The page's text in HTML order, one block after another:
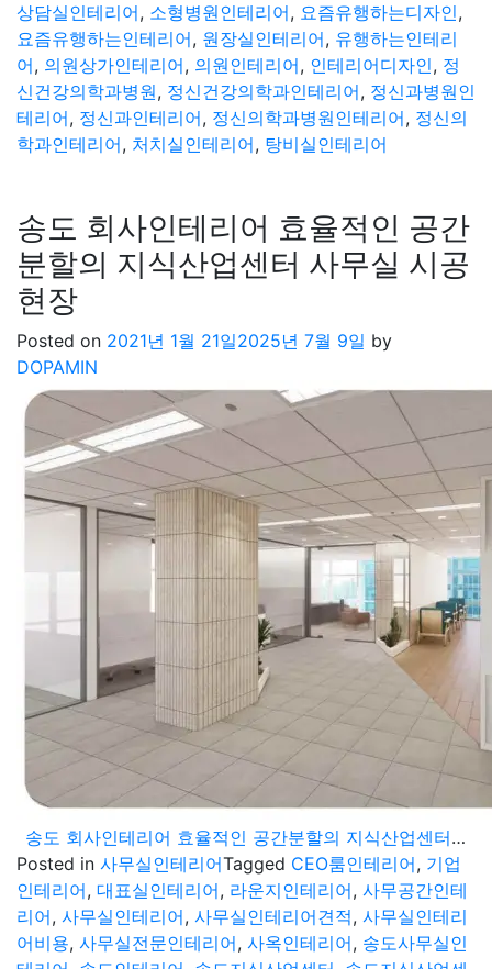
상담실인테리어, 소형병원인테리어, 요즘유행하는디자인,
요즘유행하는인테리어, 원장실인테리어, 유행하는인테리
어, 의원상가인테리어, 의원인테리어, 인테리어디자인, 정
신건강의학과병원, 정신건강의학과인테리어, 정신과병원인
테리어, 정신과인테리어, 정신의학과병원인테리어, 정신의
학과인테리어, 처치실인테리어, 탕비실인테리어
송도 회사인테리어 효율적인 공간
분할의 지식산업센터 사무실 시공
현장
Posted on 2021년 1월 21일2025년 7월 9일 by
DOPAMIN
송도 회사인테리어 효율적인 공간분할의 지식산업센터 사무실 시공현장
Posted in 사무실인테리어Tagged CEO룸인테리어, 기업
인테리어, 대표실인테리어, 라운지인테리어, 사무공간인테
리어, 사무실인테리어, 사무실인테리어견적, 사무실인테리
어비용, 사무실전문인테리어, 사옥인테리어, 송도사무실인